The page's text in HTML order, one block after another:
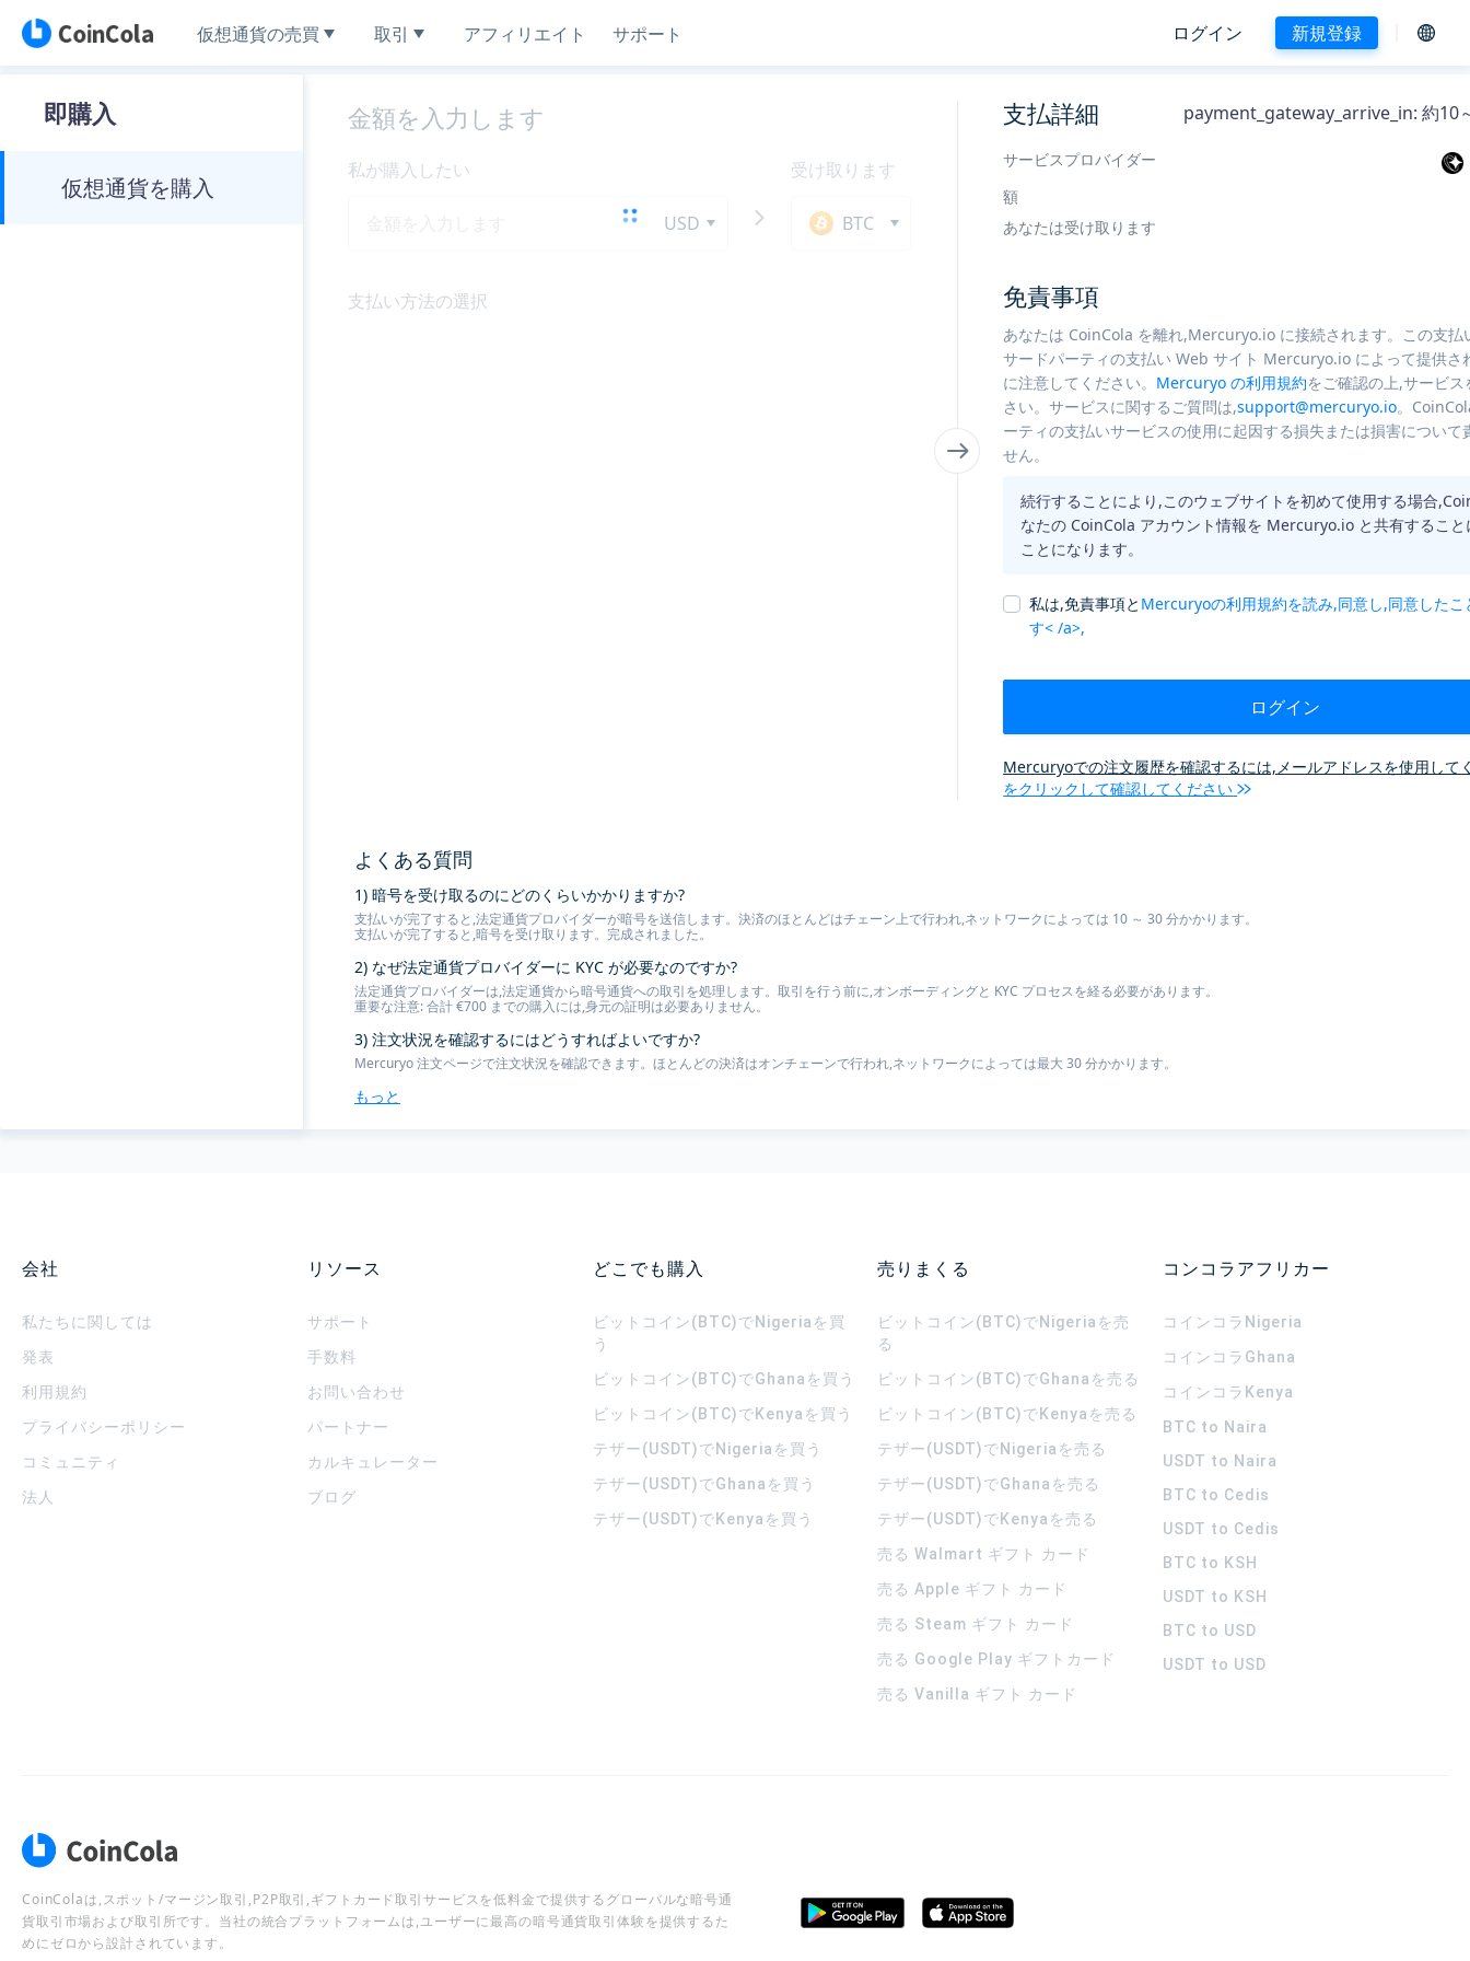
仮想通貨の売買 取引 アフィリエイト サポート ログイン 新規登録
即購入
仮想通貨を購入
金額を入力します
私が購入したい
USD
受け取ります
BTC
支払い方法の選択
支払詳細 payment_gateway_arrive_in: 約10
サービスプロバイダー
額
あなたは受け取ります
免責事項
あなたは CoinCola を離れ,Mercuryo.io に接続されます。この支払
サードパーティの支払い Web サイト Mercuryo.io によって提供さ
に注意してください。 Mercuryo の利用規約をご確認の上,サービ
さい。サービスに関するご質問は,support@mercuryo.io。
ーティの支払いサービスの使用に起因する損失または損害について
せん。
続行することにより,このウェブサイトを初めて使用する場合
なたの CoinCola アカウント情報を Mercuryo.io と共有すること
ことになります。
私は,免責事項と Mercuryoの利用規約を読み,同意し,同意したこ
す< /a>,
ログイン
Mercuryoでの注文履歴を確認するには,メールアドレスを使用して
をクリックして確認してください
よくある質問
1) 暗号を受け取るのにどのくらいかかりますか?
支払いが完了すると,法定通貨プロバイダーが暗号を送信します。決済のほとんどはチェーン上で行われ,ネットワークによっては 10 ～ 30 分かかります。
支払いが完了すると,暗号を受け取ります。完成されました。
2) なぜ法定通貨プロバイダーに KYC が必要なのですか?
法定通貨プロバイダーは,法定通貨から暗号通貨への取引を処理します。取引を行う前に,オンボーディングと KYC プロセスを経る必要があります。
重要な注意: 合計 €700 までの購入には,身元の証明は必要ありません。
3) 注文状況を確認するにはどうすればよいですか?
Mercuryo 注文ページで注文状況を確認できます。ほとんどの決済はオンチェーンで行われ,ネットワークによっては最大 30 分かかります。
もっと
会社
私たちに関しては
発表
利用規約
プライバシーポリシー
コミュニティ
法人
リソース
サポート
手数料
お問い合わせ
パートナー
カルキュレーター
ブログ
どこでも購入
ビットコイン(BTC)でNigeriaを買
う
ビットコイン(BTC)でGhanaを買う
ビットコイン(BTC)でKenyaを買う
テザー(USDT)でNigeriaを買う
テザー(USDT)でGhanaを買う
テザー(USDT)でKenyaを買う
売りまくる
ビットコイン(BTC)でNigeriaを売
る
ビットコイン(BTC)でGhanaを売る
ビットコイン(BTC)でKenyaを売る
テザー(USDT)でNigeriaを売る
テザー(USDT)でGhanaを売る
テザー(USDT)でKenyaを売る
売る Walmart ギフト カード
売る Apple ギフト カード
売る Steam ギフト カード
売る Google Play ギフトカード
売る Vanilla ギフト カード
コンコラアフリカー
コインコラ Nigeria
コインコラ Ghana
コインコラ Kenya
BTC to Naira
USDT to Naira
BTC to Cedis
USDT to Cedis
BTC to KSH
USDT to KSH
BTC to USD
USDT to USD
CoinColaは,スポット/マージン取引,P2P取引,ギフトカード取引サービスを低料金で提供するグローバルな暗号通
貨取引市場および取引所です。当社の統合プラットフォームは,ユーザーに最高の暗号通貨取引体験を提供するた
めにゼロから設計されています。